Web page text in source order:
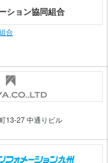
ション協同組合
合
13-27 中通りビル